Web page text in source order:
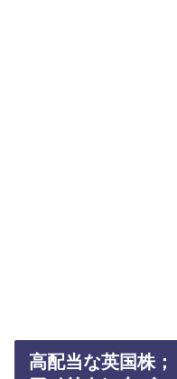
高配当な英国株